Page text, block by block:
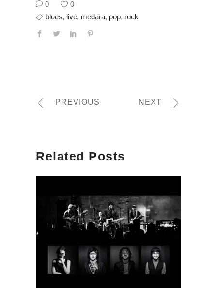
0
0
blues, live, medara, pop, rock
PREVIOUS NEXT
Related Posts